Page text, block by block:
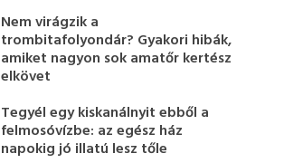
Nem virágzik a
trombitafolyondár? Gyakori hibák,
amiket nagyon sok amatőr kertész
elkövet
Tegyél egy kiskanálnyit ebből a
felmosóvízbe: az egész ház
napokig jó illatú lesz tőle